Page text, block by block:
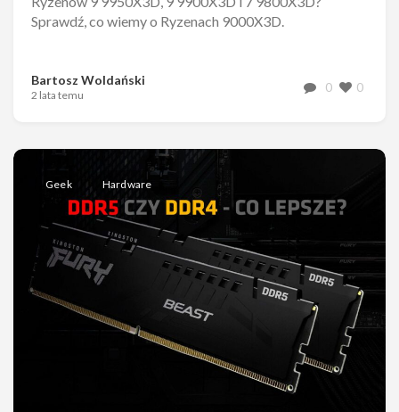
Sprawdź, co wiemy o Ryzenach 9000X3D.
Bartosz Woldański
2 lata temu
0 0
Geek Hardware